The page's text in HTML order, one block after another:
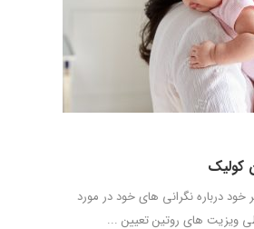
کولیک
خود درباره نگرانی های خود در مورد
ویزیت های روتین تعیین ...